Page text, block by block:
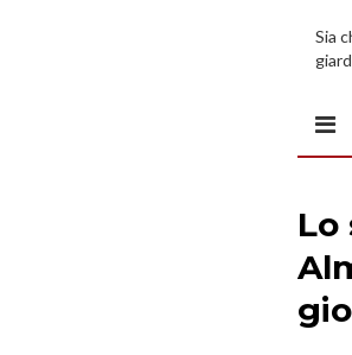
Sia